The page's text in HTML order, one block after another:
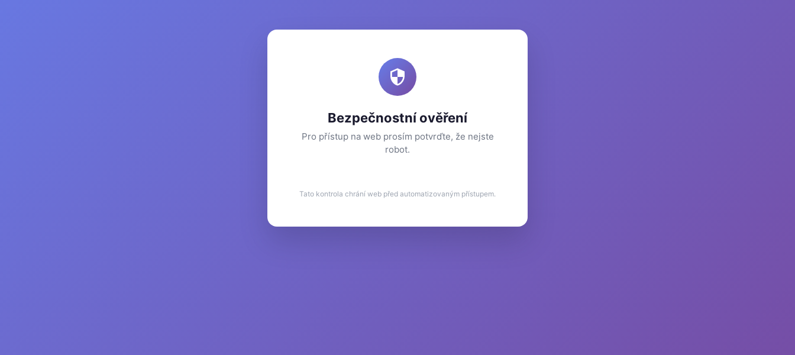
Bezpečnostní ověření
Pro přístup na web prosím potvrďte, že nejste
robot.
Tato kontrola chrání web před automatizovaným přístupem.